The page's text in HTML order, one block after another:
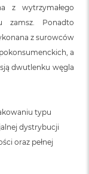
z wytrzymałego
zamsz. Ponadto
z surowców
a
dwutlenku węgla
typu
dystrybucji
oraz pełnej